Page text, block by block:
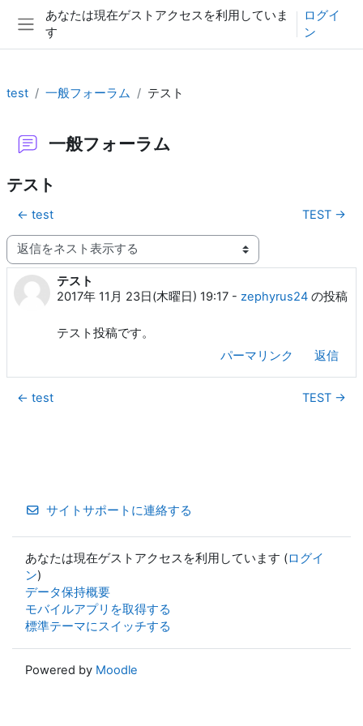
メインコンテンツへスキップする
サイドパネル
あなたは現在ゲストアクセスを利用していま
す
ログイ
ン
test 一般フォーラム テスト
一般フォーラム
テスト
← test TEST →
表示モード
テスト
2017年 11月 23日(木曜日) 19:17 - zephyrus24 の投稿
返信数: 0
テスト投稿です。
パーマリンク
返信
← test TEST →
サイトサポートに連絡する
あなたは現在ゲストアクセスを利用しています (ログイ
ン)
データ保持概要
モバイルアプリを取得する
標準テーマにスイッチする
Powered by Moodle